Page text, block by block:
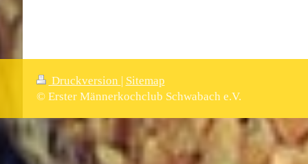
Druckversion | Sitemap
© Erster Männerkochclub Schwabach e.V.